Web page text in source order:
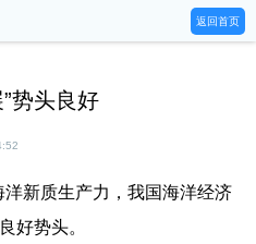
返回首页
势头良好
新质生产力，我国海洋经济
好势头。